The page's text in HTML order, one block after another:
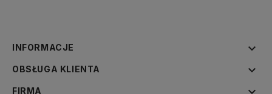
INFORMACJE 
OBSŁUGA KLIENTA 
FIRMA